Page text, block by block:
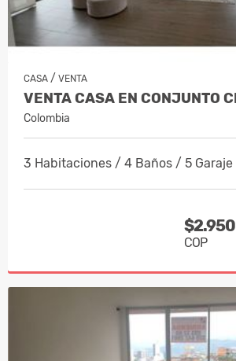
CASA / VENTA
Colombia
3 Habitaciones / 4 Baños / 5
COP